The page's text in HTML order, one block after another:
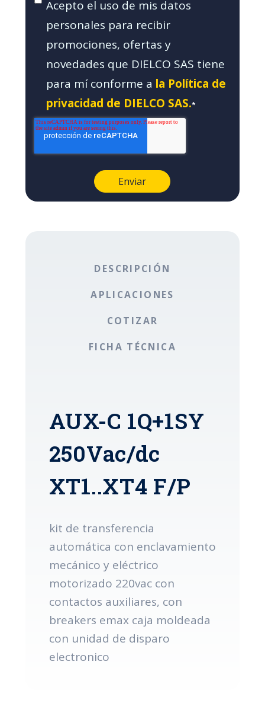
Acepto el uso de mis datos
personales para recibir
promociones, ofertas y
novedades que DIELCO SAS tiene
para mí conforme a la Política de
privacidad de DIELCO SAS.*
DESCRIPCIÓN
APLICACIONES
COTIZAR
FICHA TÉCNICA
AUX-C 1Q+1SY
250Vac/dc
XT1..XT4 F/P
kit de transferencia
automática con enclavamiento
mecánico y eléctrico
motorizado 220vac con
contactos auxiliares, con
breakers emax caja moldeada
con unidad de disparo
electronico